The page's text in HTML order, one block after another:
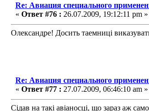
Re: Авиация специального
« Ответ #76 : 26.07.2009, 19:12:11 pm »
Олександре! Досить таемниці
Re: Авиация специального
« Ответ #77 : 27.07.2009, 06:46:10 am »
Сідав на такі авіаносці, що зараз аж